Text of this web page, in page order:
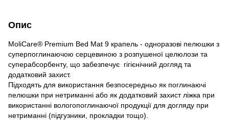
Опис
MoliCare® Premium Bed Mat 9 крапель - одноразові пелюшки з
суперпоглинаючою серцевиною з розпушеної целюлози та
суперабсорбенту, що забезпечує гігієнічний догляд та
додатковий захист.
Підходять для використання безпосередньо як поглинаючі
пелюшки при нетриманні або як додатковий захист ліжка при
використанні вологопоглинаючої продукції для догляду при
нетриманні (підгузники, прокладки тощо).